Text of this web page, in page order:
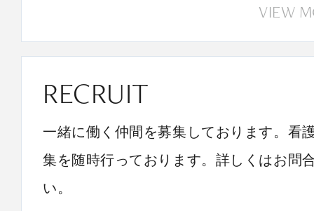
VIEW
RECRUIT
一緒に働く仲間を募集しております。看
集を随時行っております。詳しくはお問
い。